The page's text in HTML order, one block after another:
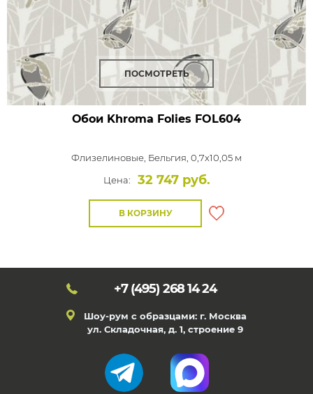
ПОСМОТРЕТЬ
Обои Khroma Folies FOL604
Флизелиновые, Бельгия, 0,7x10,05 м
Цена:
32 747 руб.
В КОРЗИНУ
+7 (495) 268 14 24
Шоу-рум с образцами: г. Москва
ул. Складочная, д. 1, строение 9